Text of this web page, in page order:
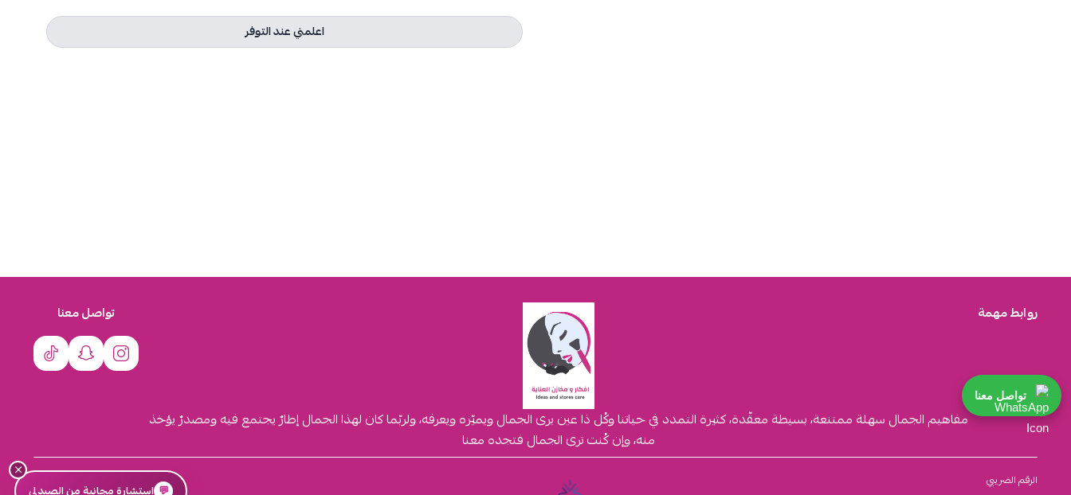
اعلمني عند التوفر
روابط مهمة
مفاهيم الجمال سهلة ممتنعة، بسيطة معقّدة، كثيرة التمدد في حياتنا وكُل ذا عين يرى الجمال ويميّزه ويعرفه، ولربّما كان لهذا الجمال إطارٌ يجتمع فيه ومصدرٌ يؤخذ
منه، وإن كُنت ترى الجمال فتجده معنا
تواصل معنا
الرقم الضريبي
×
💬 استشارة مجانية من الصيدلي
تواصل معنا